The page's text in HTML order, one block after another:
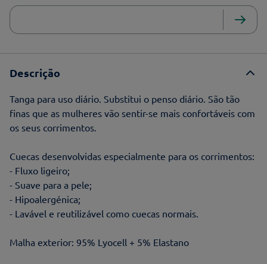
Descrição
Tanga para uso diário. Substitui o penso diário. São tão
finas que as mulheres vão sentir-se mais confortáveis com
os seus corrimentos.
Cuecas desenvolvidas especialmente para os corrimentos:
- Fluxo ligeiro;
- Suave para a pele;
- Hipoalergénica;
- Lavável e reutilizável como cuecas normais.
Malha exterior: 95% Lyocell + 5% Elastano